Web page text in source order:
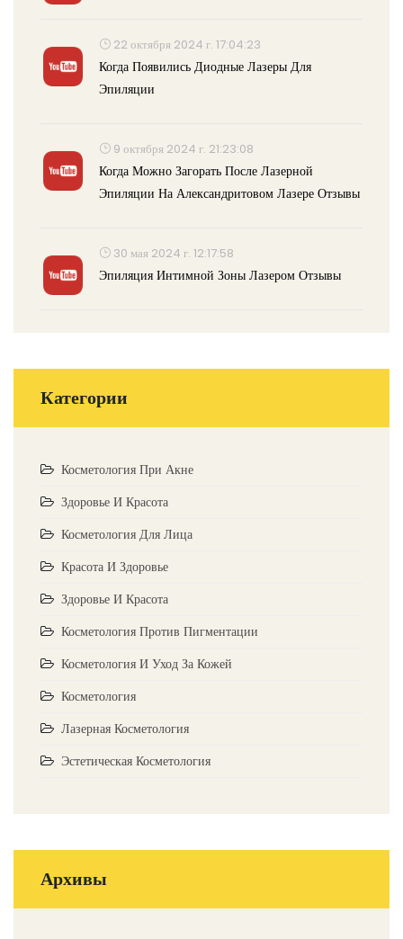
22 октября 2024 г. 17:04:23
Когда Появились Диодные Лазеры Для
Эпиляции
9 октября 2024 г. 21:23:08
Когда Можно Загорать После Лазерной
Эпиляции На Александритовом Лазере Отзывы
30 мая 2024 г. 12:17:58
Эпиляция Интимной Зоны Лазером Отзывы
Категории
Косметология При Акне
Здоровье И Красота
Косметология Для Лица
Красота И Здоровье
Здоровье И Красота
Косметология Против Пигментации
Косметология И Уход За Кожей
Косметология
Лазерная Косметология
Эстетическая Косметология
Архивы